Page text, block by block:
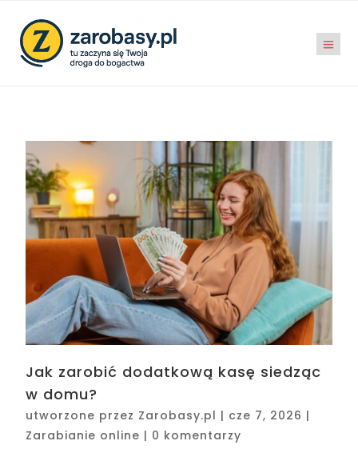
Jak zarobić dodatkową kasę siedząc
w domu?
utworzone przez Zarobasy.pl | cze 7, 2026 |
Zarabianie online | 0 komentarzy